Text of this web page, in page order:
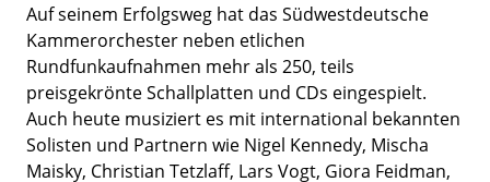
Auf seinem Erfolgsweg hat das Südwestdeutsche
Kammerorchester neben etlichen
Rundfunkaufnahmen mehr als 250, teils
preisgekrönte Schallplatten und CDs eingespielt.
Auch heute musiziert es mit international bekannten
Solisten und Partnern wie Nigel Kennedy, Mischa
Maisky, Christian Tetzlaff, Lars Vogt, Giora Feidman,